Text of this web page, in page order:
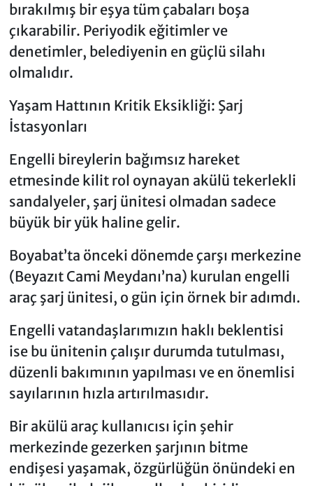
bırakılmış bir eşya tüm çabaları boşa
çıkarabilir. Periyodik eğitimler ve
denetimler, belediyenin en güçlü silahı
olmalıdır.
Yaşam Hattının Kritik Eksikliği: Şarj
İstasyonları
Engelli bireylerin bağımsız hareket
etmesinde kilit rol oynayan akülü tekerlekli
sandalyeler, şarj ünitesi olmadan sadece
büyük bir yük haline gelir.
Boyabat’ta önceki dönemde çarşı merkezine
(Beyazıt Cami Meydanı’na) kurulan engelli
araç şarj ünitesi, o gün için örnek bir adımdı.
Engelli vatandaşlarımızın haklı beklentisi
ise bu ünitenin çalışır durumda tutulması,
düzenli bakımının yapılması ve en önemlisi
sayılarının hızla artırılmasıdır.
Bir akülü araç kullanıcısı için şehir
merkezinde gezerken şarjının bitme
endişesi yaşamak, özgürlüğün önündeki en